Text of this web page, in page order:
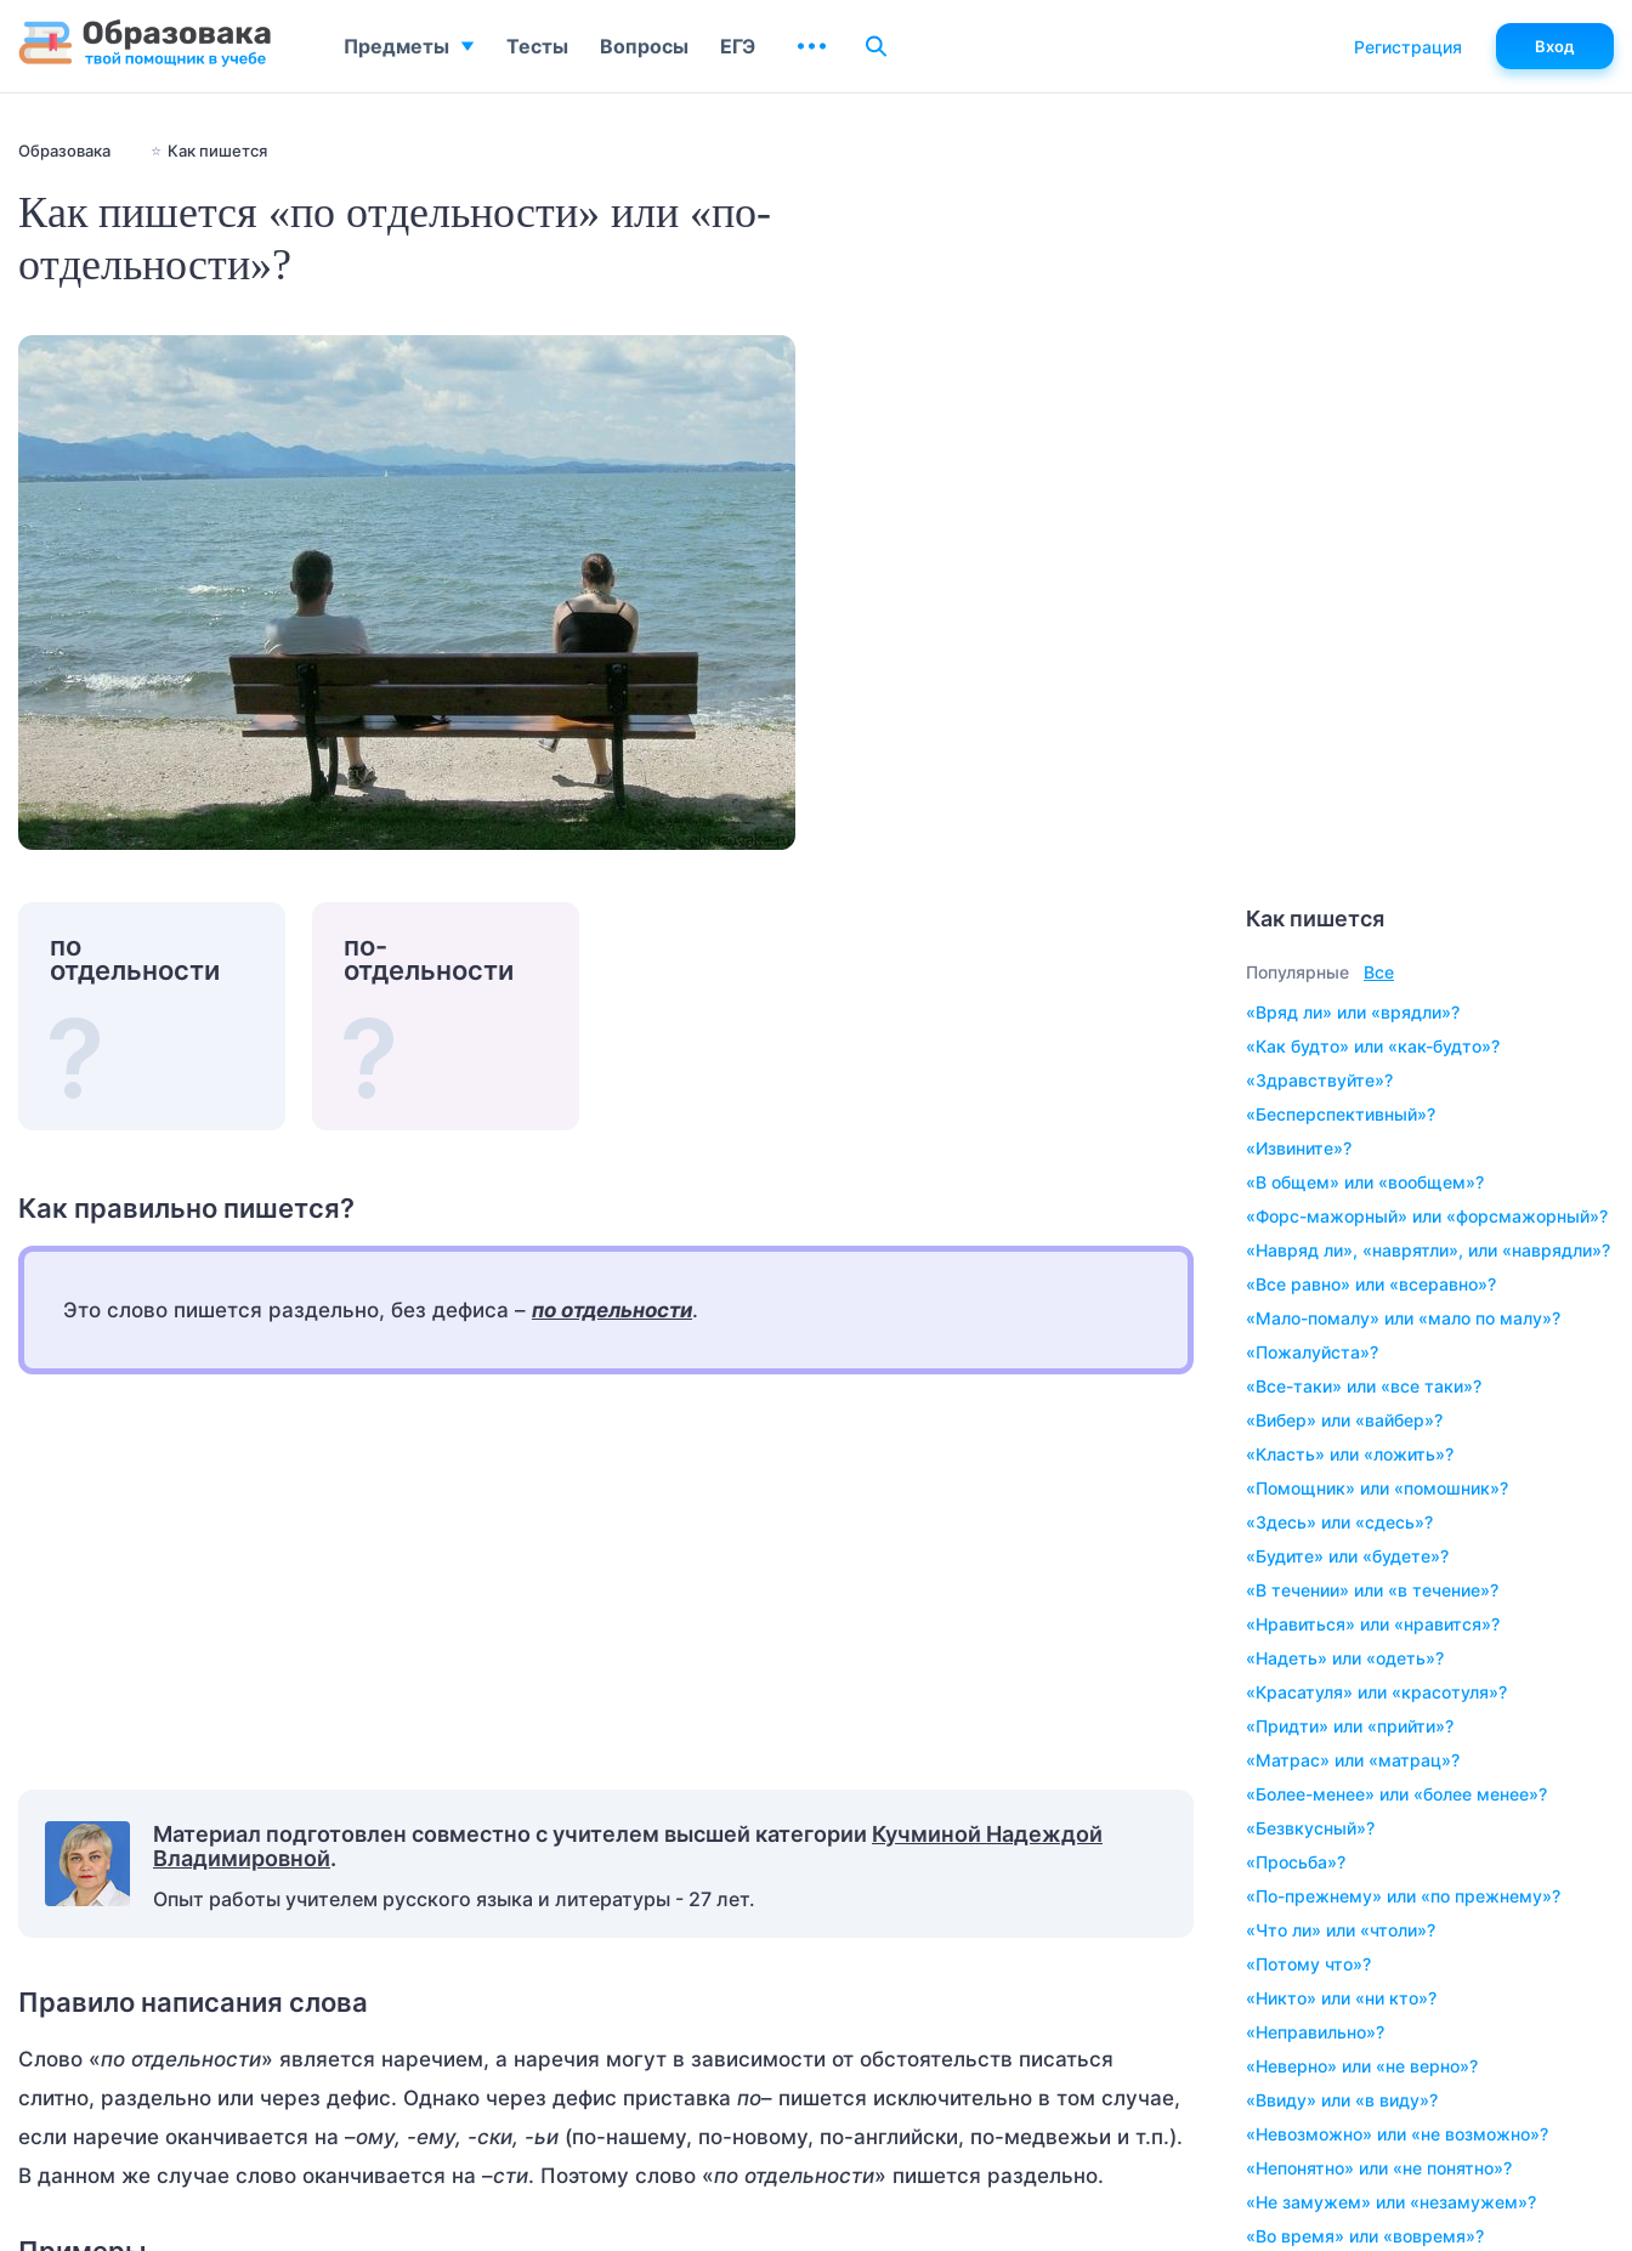
Образовака ⭐ Как пишется
Как пишется «по отдельности» или «по-
отдельности»?
по
отдельности
по-
отдельности
Как правильно пишется?
Это слово пишется раздельно, без дефиса – по отдельности.
Материал подготовлен совместно с учителем высшей категории Кучминой Надеждой
Владимировной.
Опыт работы учителем русского языка и литературы - 27 лет.
Правило написания слова
Слово «по отдельности» является наречием, а наречия могут в зависимости от обстоятельств писаться
слитно, раздельно или через дефис. Однако через дефис приставка по– пишется исключительно в том случае,
если наречие оканчивается на –ому, -ему, -ски, -ьи (по-нашему, по-новому, по-английски, по-медвежьи и т.п.).
В данном же случае слово оканчивается на –сти. Поэтому слово «по отдельности» пишется раздельно.
Как пишется
Популярные
Все
«вряд ли» или «врядли»?
«как будто» или «как-будто»?
«здравствуйте»?
«бесперспективный»?
«извините»?
«в общем» или «вообщем»?
«форс-мажорный» или «форсмажорный»?
«навряд ли», «наврятли», или «наврядли»?
«все равно» или «всеравно»?
«мало-помалу» или «мало по малу»?
«пожалуйста»?
«все-таки» или «все таки»?
«вибер» или «вайбер»?
«класть» или «ложить»?
«помощник» или «помошник»?
«здесь» или «сдесь»?
«будите» или «будете»?
«в течении» или «в течение»?
«нравиться» или «нравится»?
«надеть» или «одеть»?
«красатуля» или «красотуля»?
«придти» или «прийти»?
«матрас» или «матрац»?
«более-менее» или «более менее»?
«безвкусный»?
«просьба»?
«по-прежнему» или «по прежнему»?
«что ли» или «чтоли»?
«потому что»?
«никто» или «ни кто»?
«неправильно»?
«неверно» или «не верно»?
«ввиду» или «в виду»?
«невозможно» или «не возможно»?
«непонятно» или «не понятно»?
«не замужем» или «незамужем»?
«во время» или «вовремя»?
Предметы Тесты Вопросы ЕГЭ Регистрация Вход